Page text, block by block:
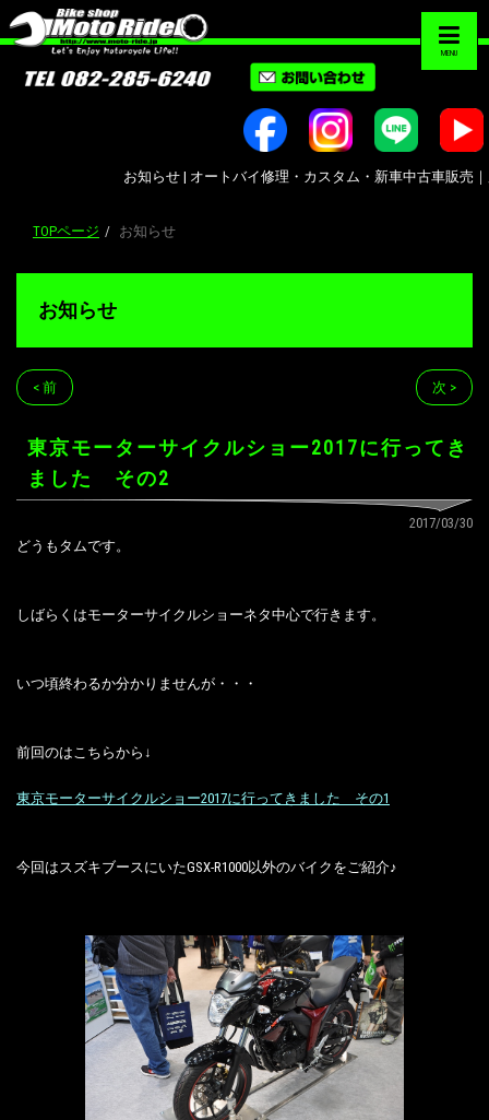
MENU
お知らせ | オートバイ修理・カスタム・新車中古車販売｜広島
TOPページ お知らせ
お知らせ
< 前 次 >
東京モーターサイクルショー2017に行ってき
ました その2
2017/03/30
どうもタムです。
しばらくはモーターサイクルショーネタ中心で行きます。
いつ頃終わるか分かりませんが・・・
前回のはこちらから↓
東京モーターサイクルショー2017に行ってきました その1
今回はスズキブースにいたGSX-R1000以外のバイクをご紹介♪